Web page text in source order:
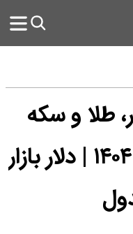
طلا و سکه
امروز شنبه ۲۵ بهمن ۱۴۰۴ | دلار بازار